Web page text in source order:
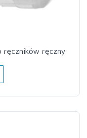
ręczników ręczny